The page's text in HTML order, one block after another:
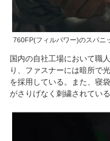
760FP(フィルパワー)のスパニ
国内の自社工場において職
り、ファスナーには暗所で
を採用している。また、寝
がさりげなく刺繍されている